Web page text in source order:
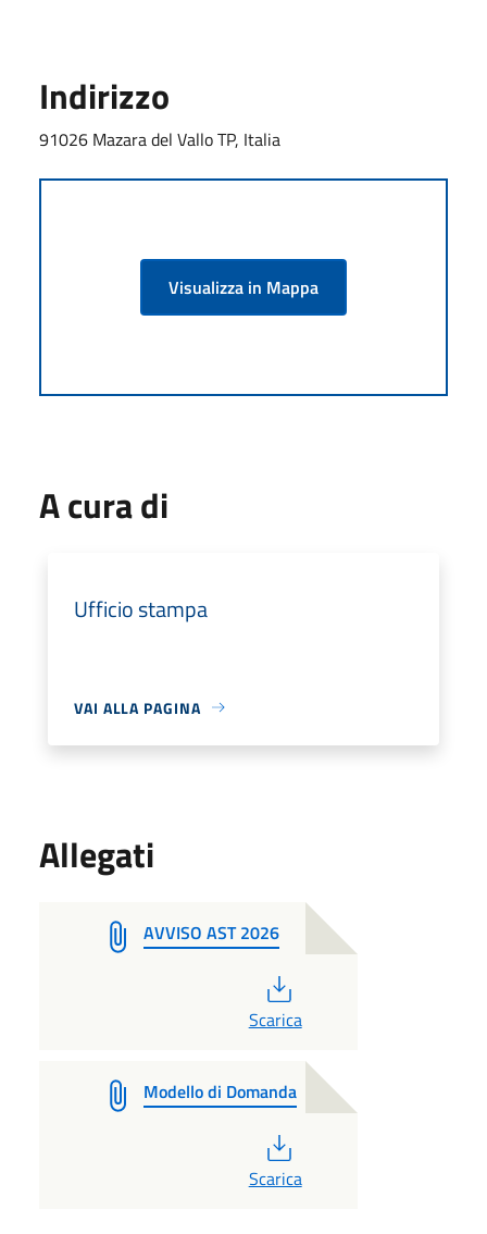
Indirizzo
91026 Mazara del Vallo TP, Italia
Visualizza in Mappa
A cura di
Ufficio stampa
VAI ALLA PAGINA
Allegati
AVVISO AST 2026
Scarica
Modello di Domanda
Scarica